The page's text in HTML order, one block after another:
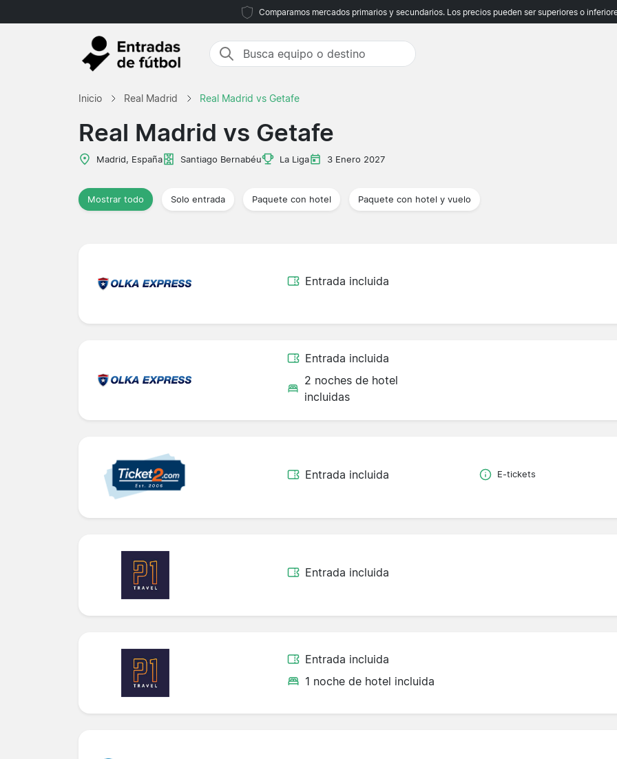
Comparamos mercados primarios y secundarios. Los precios pueden ser superiores o
Inicio Real Madrid Real Madrid vs Getafe
Real Madrid vs Getafe
Madrid, España Santiago Bernabéu La Liga 3 Enero 2027
Mostrar todo Solo entrada Paquete con hotel Paquete con hotel y vuelo
Entrada incluida
Entrada incluida
2 noches de hotel
incluidas
Entrada incluida E-tickets
Entrada incluida
Entrada incluida
1 noche de hotel incluida